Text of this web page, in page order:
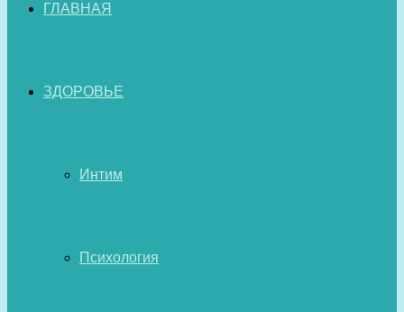
ГЛАВНАЯ
ЗДОРОВЬЕ
Интим
Психология